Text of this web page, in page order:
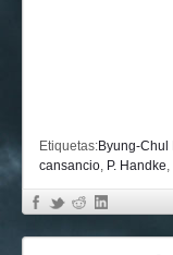
Etiquetas:Byung-Chul
cansancio, P. Handke,